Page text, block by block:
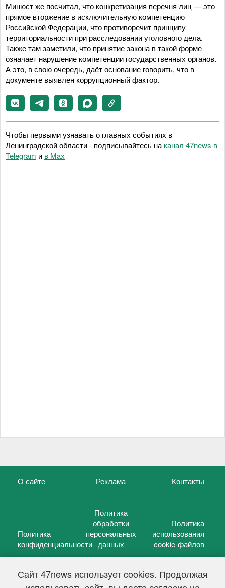
Сайт 47news использует cookies. Продолжая
Минюст же посчитал, что конкретизация перечня лиц — это
прямое вторжение в исключительную компетенцию
Российской Федерации, что противоречит принципу
территориальности при расследовании уголовного дела.
Также там заметили, что принятие закона в такой форме
означает нарушение компетенции государственных органов.
А это, в свою очередь, даёт основание говорить, что в
документе выявлен коррупционный фактор.
Чтобы первыми узнавать о главных событиях в
Ленинградской области - подписывайтесь на канал 47news в
Telegram и в Maх
О сайте Реклама Контакты
Политика
конфиденциальности
Политика
обработки
персональных
данных
Политика
использования
cookie-файлов